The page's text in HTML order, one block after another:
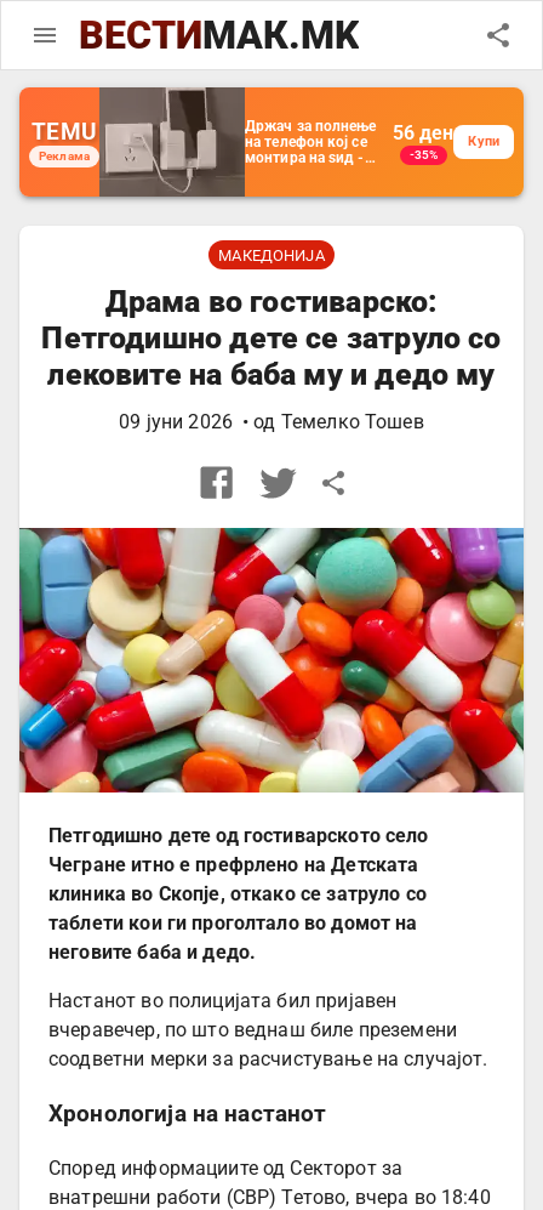
ВЕСТИМАК.MK
TEMU
Реклама
Држач за полнење
на телефон кој се
монтира на ѕид -
организатор за
далечински
управувач
56 ден
-35%
Купи
МАКЕДОНИЈА
Драма во гостиварско:
Петгодишно дете се затруло со
лековите на баба му и дедо му
09 јуни 2026 • од Темелко Тошев
Петгодишно дете од гостиварското село
Чегране итно е префрлено на Детската
клиника во Скопје, откако се затруло со
таблети кои ги проголтало во домот на
неговите баба и дедо.
Настанот во полицијата бил пријавен
вчеравечер, по што веднаш биле преземени
соодветни мерки за расчистување на случајот.
Хронологија на настанот
Според информациите од Секторот за
внатрешни работи (СВР) Тетово, вчера во 18:40